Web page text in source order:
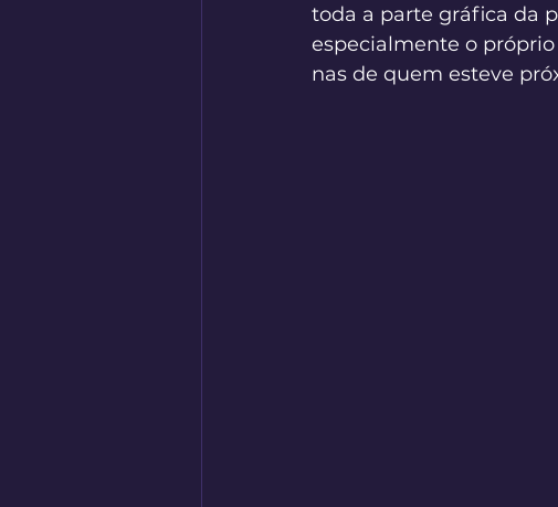
toda a parte gráfica da
especialmente o
nas de quem esteve